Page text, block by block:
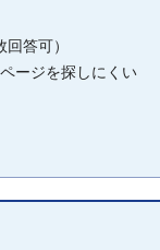
答可）
ページを探しにくい